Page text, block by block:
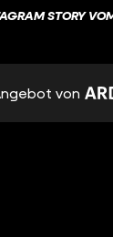
STORY
STORY
von